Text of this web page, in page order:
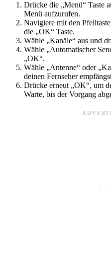
Drücke die „Menü“ Taste
Menü aufzurufen.
Navigiere mit den
die „OK“ Taste.
Wähle „Kanäle“ aus und
Wähle „Automatischer
„OK“.
Wähle „Antenne“ oder
deinen Fernseher
Drücke erneut „OK“, um
Warte, bis der Vorgang